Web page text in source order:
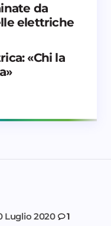
da
elettriche
«Chi la
Luglio 2020 1